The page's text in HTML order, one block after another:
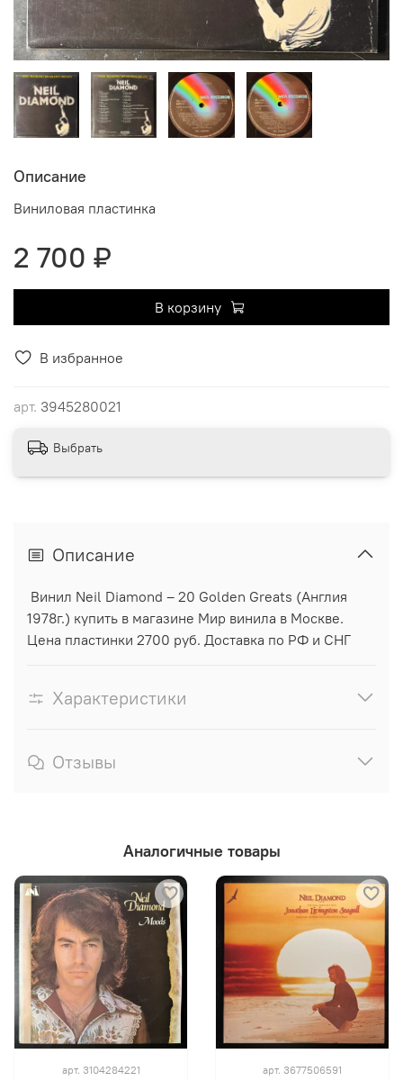
В избранное
арт. 3945280021
Описание
Виниловая пластинка
2 700 ₽
В корзину
Выбрать
Описание
Винил Neil Diamond ‎– 20 Golden Greats (Англия
1978г.) купить в магазине Мир винила в Москве.
Цена пластинки 2700 руб. Доставка по РФ и СНГ
Характеристики
Отзывы
Аналогичные товары
арт. 3104284221 арт. 3677506591